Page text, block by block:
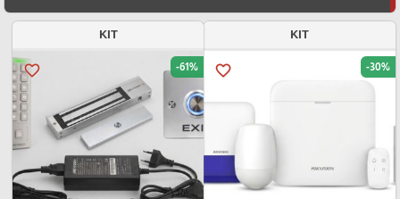
KIT
favorite_border -30%
KIT
favorite_border -61%